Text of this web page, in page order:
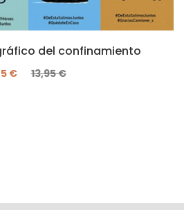
del confinamiento
€ 13,95 €